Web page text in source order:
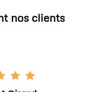
nos clients